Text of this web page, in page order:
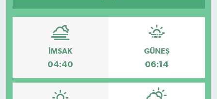
İMSAK
04:40
GÜNEŞ
06:14